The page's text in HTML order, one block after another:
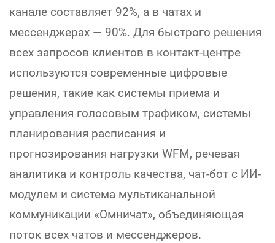
канале составляет 92%, а в чатах и
мессенджерах — 90%. Для быстрого решения
всех запросов клиентов в контакт-центре
используются современные цифровые
решения, такие как системы приема и
управления голосовым трафиком, системы
планирования расписания и
прогнозирования нагрузки WFM, речевая
аналитика и контроль качества, чат-бот с ИИ-
модулем и система мультиканальной
коммуникации «Омничат», объединяющая
поток всех чатов и мессенджеров.